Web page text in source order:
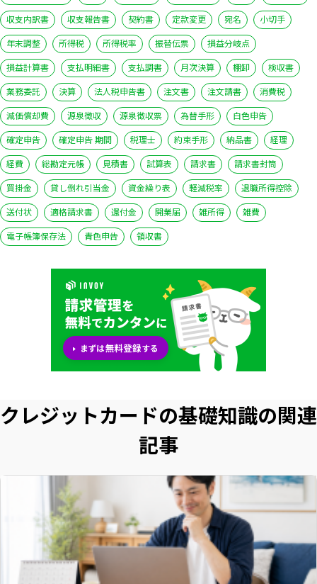
収支内訳書
収支報告書 契約書 定款変更 宛名
小切手
年末調整
所得税 所得税率 振替伝票
損益分岐点
損益計算書
支払明細書 支払調書 月次決算 棚卸
検収書
業務委託
決算 法人税申告書 注文書 注文請書
消費税
減価償却費
源泉徴収 源泉徴収票 為替手形
白色申告
確定申告
確定申告 期間 税理士 約束手形 納品書
経理
経費
総勘定元帳 見積書 試算表 請求書
請求書封筒
買掛金
貸し倒れ引当金 資金繰り表 軽減税率
退職所得控除
送付状
適格請求書 還付金 開業届 雑所得
雑費
電子帳簿保存法
青色申告 領収書
クレジットカードの基礎知識の関連
記事